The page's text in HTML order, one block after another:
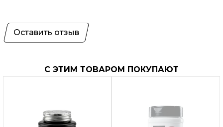
Оставить отзыв
С ЭТИМ ТОВАРОМ ПОКУПАЮТ